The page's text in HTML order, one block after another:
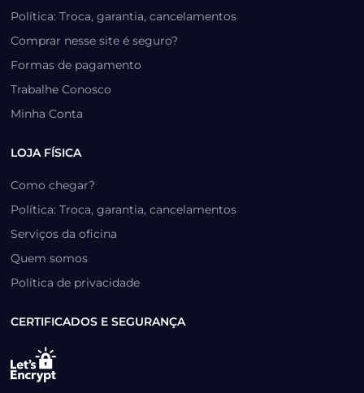
Política: Troca, garantia, cancelamentos
Comprar nesse site é seguro?
Formas de pagamento
Trabalhe Conosco
Minha Conta
LOJA FÍSICA
Como chegar?
Política: Troca, garantia, cancelamentos
Serviços da oficina
Quem somos
Política de privacidade
CERTIFICADOS E SEGURANÇA